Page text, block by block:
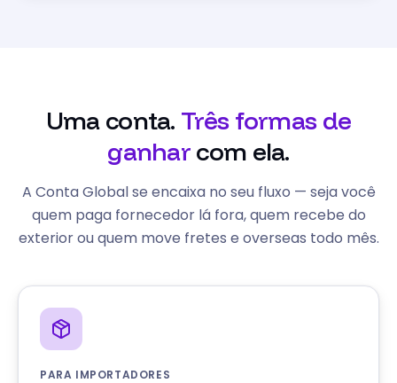
Uma conta. Três formas de
ganhar com ela.
A Conta Global se encaixa no seu fluxo — seja você
quem paga fornecedor lá fora, quem recebe do
exterior ou quem move fretes e overseas todo mês.
PARA IMPORTADORES